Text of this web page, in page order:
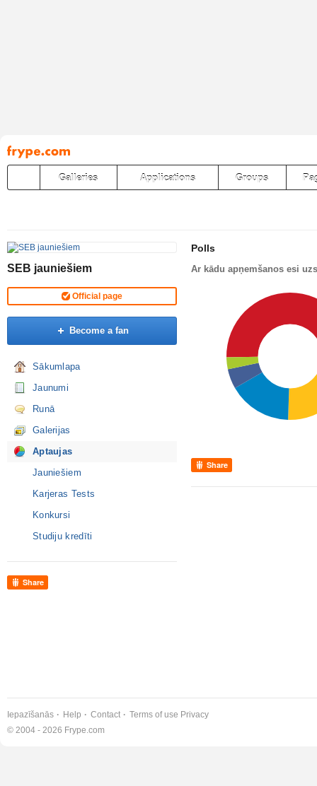
Pāriet
uz
saturu
Galleries Applications Groups
SEB jauniešiem
Official page
Become a fan
Sākumlapa
Jaunumi
Runā
Galerijas
Aptaujas
Jauniešiem
Karjeras Tests
Konkursi
Studiju kredīti
Share
Polls
Ar kādu apņemšanos esi
Share
Iepazīšanās Help Contact Terms of use Privacy
© 2004 - 2026 Frype.com